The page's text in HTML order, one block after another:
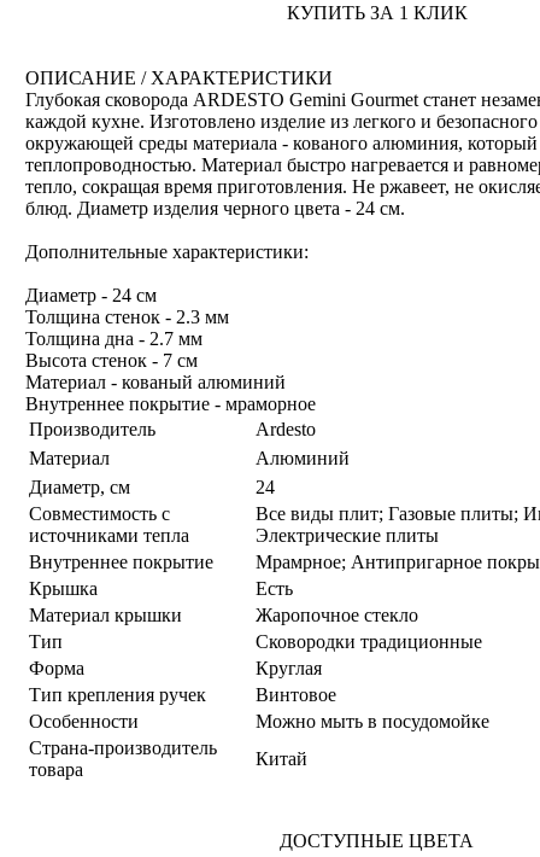
КУПИТЬ ЗА 1 КЛИК
ОПИСАНИЕ / ХАРАКТЕРИСТИКИ
Глубокая сковорода ARDESTO Gemini Gourmet станет
каждой кухне. Изготовлено изделие из легкого и
окружающей среды материала - кованого алюминия, который
теплопроводностью. Материал быстро нагревается и
тепло, сокращая время приготовления. Не ржавеет, не
блюд. Диаметр изделия черного цвета - 24 см.
Дополнительные характеристики:
Диаметр - 24 см
Толщина стенок - 2.3 мм
Толщина дна - 2.7 мм
Высота стенок - 7 см
Материал - кованый алюминий
Внутреннее покрытие - мраморное
Производитель
Ardesto
Материал
Алюминий
Диаметр, см
24
Совместимость с
источниками тепла
Все виды плит; Газовые плиты;
Электрические плиты
Внутреннее покрытие
Мрамрное; Антипригарное
Крышка
Есть
Материал крышки
Жаропочное стекло
Тип
Сковородки традиционные
Форма
Круглая
Тип крепления ручек
Винтовое
Особенности
Можно мыть в посудомойке
Страна-производитель
товара
Китай
ДОСТУПНЫЕ ЦВЕТА